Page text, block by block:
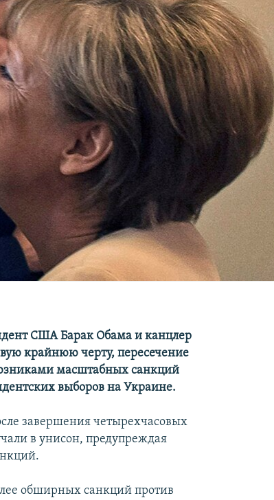
США Барак Обама и канцлер
крайнюю черту, пересечение
масштабных санкций
выборов на Украине.
завершения четырехчасовых
в унисон, предупреждая
обширных санкций против